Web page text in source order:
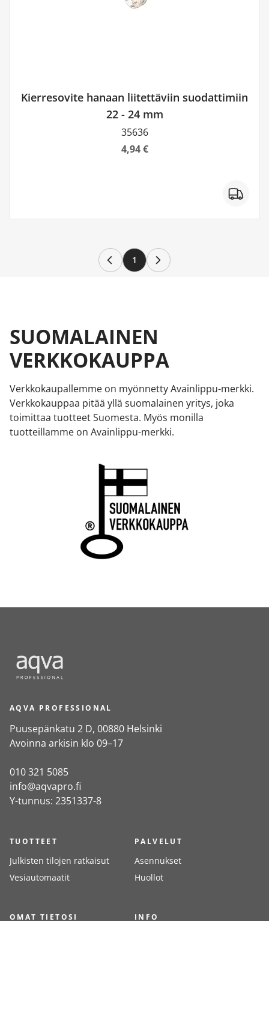
Kierresovite hanaan liitettäviin suodattimiin
22 - 24 mm
35636
4,94 €
1
SUOMALAINEN
VERKKOKAUPPA
Verkkokaupallemme on myönnetty Avainlippu-merkki.
Verkkokauppaa pitää yllä suomalainen yritys, joka
toimittaa tuotteet Suomesta. Myös monilla
tuotteillamme on Avainlippu-merkki.
AQVA PROFESSIONAL
Puusepänkatu 2 D, 00880 Helsinki
Avoinna arkisin klo 09–17
010 321 5085
info@aqvapro.fi
Y-tunnus: 2351337-8
TUOTTEET
Julkisten tilojen ratkaisut
Vesiautomaatit
PALVELUT
Asennukset
Huollot
OMAT TIETOSI INFO